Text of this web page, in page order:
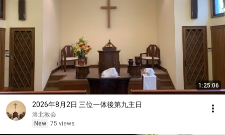
1:25:06
2026年8月2日 三位一体後第九主日
洛北教会
New 75 views